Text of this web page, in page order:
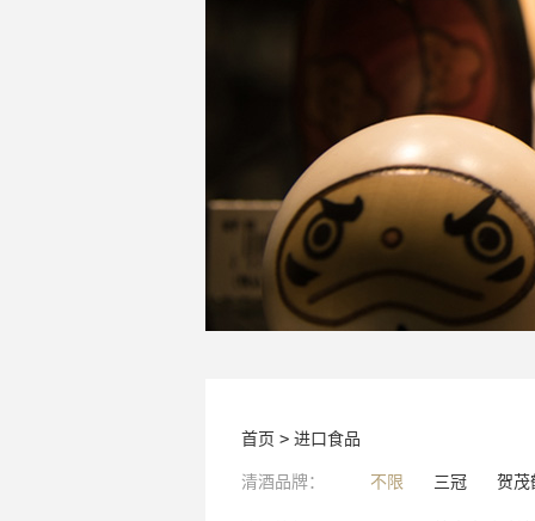
首页 > 进口食品
清酒品牌： 不限 三冠 贺茂